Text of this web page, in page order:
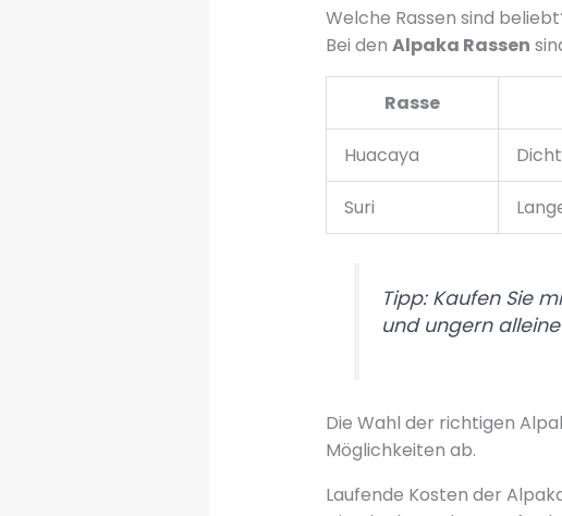
Welche Rassen sind
Bei den Alpaka Rassen
Rasse
Huacaya
Suri
Tipp: Kaufen Sie
und ungern
Die Wahl der richtigen
Möglichkeiten ab.
Laufende Kosten der